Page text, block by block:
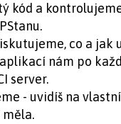
kód a
co a jak
nám po
server.
- uvidíš na